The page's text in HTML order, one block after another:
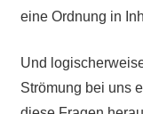
eine Ordnung in
Und
Strömung bei uns